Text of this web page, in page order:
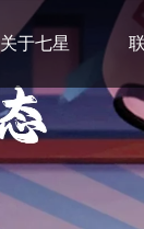
关于七星